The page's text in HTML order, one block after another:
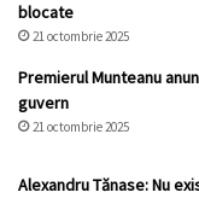
blocate
21 octombrie 2025
Premierul Munteanu
guvern
21 octombrie 2025
Alexandru Tănase: Nu